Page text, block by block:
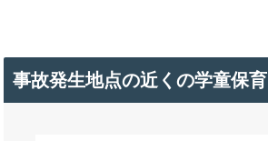
事故発生地点の近くの学童保育